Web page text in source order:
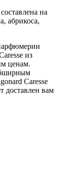
на
абрикоса,
из
ценам.
Caresse
доставлен вам